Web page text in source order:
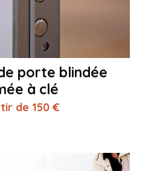
porte blindée
à clé
de 150 €